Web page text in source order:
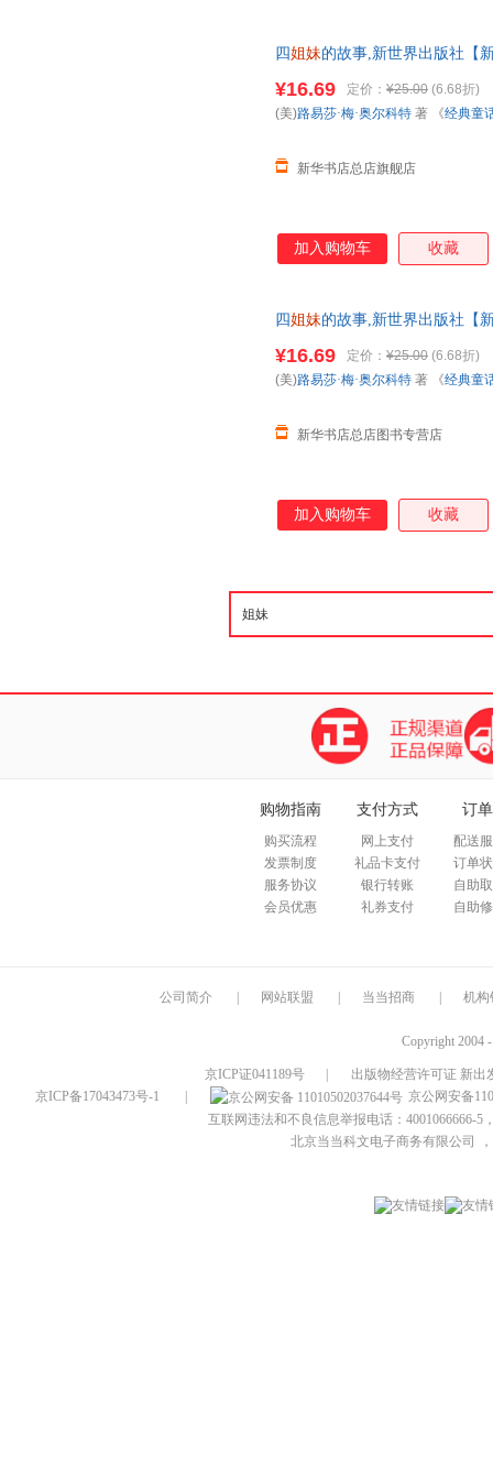
四姐妹的故事,新世界出版社【
¥16.69 定价： ¥25.00 (6.68折)
新华书店总店旗舰店
(美)路易莎·梅·奥尔科特 著 《经典童
加入购物车 收藏
四姐妹的故事,新世界出版社【
¥16.69 定价： ¥25.00 (6.68折)
新华书店总店图书专营店
(美)路易莎·梅·奥尔科特 著 《经典童
加入购物车 收藏
购物指南
购买流程
发票制度
服务协议
会员优惠
支付方式
网上支付
礼品卡支付
银行转账
礼券支付
订
配送
订单
自助
自助
公司简介 网站联盟 当当招商 机构
Copyright 2004
京ICP证041189号
出版物经营许可证 新出
京ICP备17043473号-1
京公网安备
互联网违法和不良信息举报电话：4001066666-5
北京当当科文电子商务有限公司